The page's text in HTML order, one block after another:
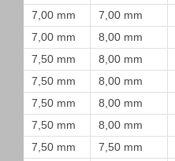
7,00 mm
7,00 mm
7,00 mm
8,00 mm
7,50 mm
8,00 mm
7,50 mm
8,00 mm
7,50 mm
8,00 mm
7,50 mm
8,00 mm
7,50 mm
7,50 mm